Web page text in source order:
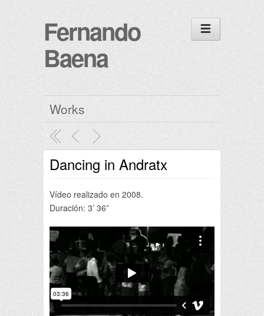
Fernando
Baena
Works
Dancing in Andratx
Vídeo realizado en 2008.
Duración: 3’ 36”